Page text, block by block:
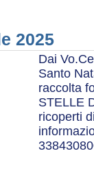
2025
Dai
Santo
raccolta
STELLE
ricoperti